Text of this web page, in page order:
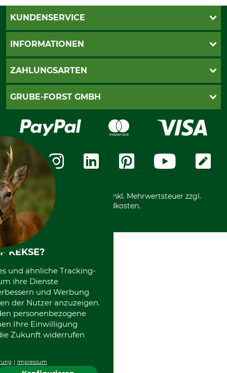
KUNDENSERVICE
Katalogbestellung
INFORMATIONEN
AGB
Widerrufsformular
Datenschutz
Zahlungsarten
ZAHLUNGSARTEN
PayPal
Rechnung
Vorkasse
GRUBE-FORST GMBH
Karriere
Über uns
Messetermine
Community
International
*Alle Preise in Euro und inkl. Mehrwertsteuer zzgl.
Versandkosten.
KEKSE?
und ähnliche Tracking-
ihre Dienste
und Werbung
der Nutzer anzuzeigen.
personenbezogene
Ihre Einwilligung
Zukunft widerrufen
Impressum